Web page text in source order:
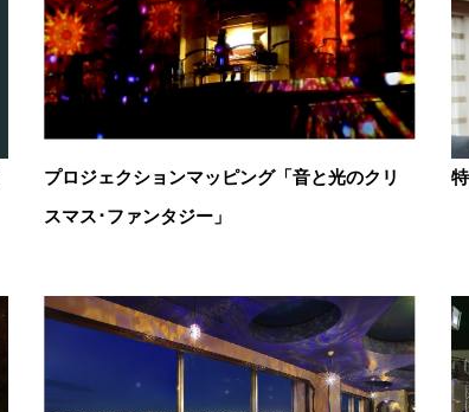
プロジェクションマッピング「音と光のクリ
スマス･ファンタジー」